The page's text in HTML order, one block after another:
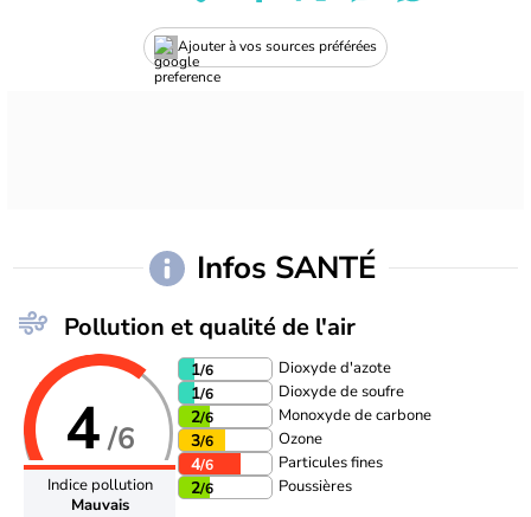
Ajouter à vos sources préférées
Infos SANTÉ
Pollution et qualité de l'air
4/6
Indice pollution
Mauvais
1/6 Dioxyde d'azote
1/6 Dioxyde de soufre
2/6 Monoxyde de carbone
3/6 Ozone
4/6 Particules fines
2/6 Poussières